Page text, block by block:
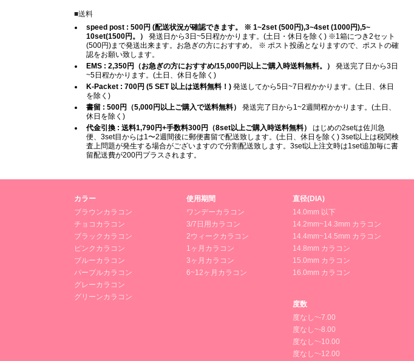
■送料
speed post : 500円 (配送状況が確認できます。 ※ 1~2set (500円),3~4set (1000円),5~
10set(1500円。）
発送日から3日~5日程かかります。(土日・休日を除く) ※1箱につき2セット
(500円)まで発送出来ます。お急ぎの方におすすめ。 ※ ポスト投函となりますので、ポストの確
認をお願い致します。
EMS : 2,350円（お急ぎの方におすすめ/15,000円以上ご購入時送料無料。）
発送完了日から3日
~5日程かかります。(土日、休日を除く)
K-Packet : 700円 (5 SET 以上は送料無料！) 発送してから5日~7日程かかります。(土日、休日
を除く)
書留 : 500円（5,000円以上ご購入で送料無料）
発送完了日から1~2週間程かかります。(土日、
休日を除く)
代金引換 : 送料1,790円+手数料300円（8set以上ご購入時送料無料）
はじめの2setは佐川急
便、3set目からは1〜2週間後に郵便書留で配送致します。(土日、休日を除く) 3set以上は税関検
査上問題が発生する場合がございますので分割配送致します。3set以上注文時は1set追加毎に書
留配送費が200円プラスされます。
カラー
ブラウンカラコン
チョコカラコン
ブラックカラコン
ピンクカラコン
ブルーカラコン
パープルカラコン
グレーカラコン
グリーンカラコン
使用期間
ワンデーカラコン
3/7日用カラコン
2ウィークカラコン
1ヶ月カラコン
3ヶ月カラコン
6~12ヶ月カラコン
直径(DIA)
14.0mm 以下
14.2mm~14.3mm カラコン
14.4mm~14.5mm カラコン
14.8mm カラコン
15.0mm カラコン
16.0mm カラコン
度数
度なし~-7.00
度なし~-8.00
度なし~-10.00
度なし~-12.00